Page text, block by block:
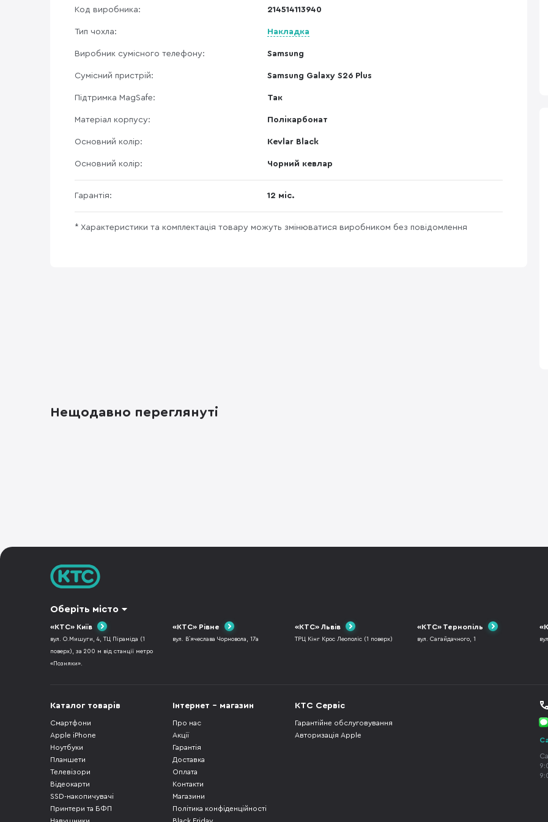
Код виробника: 214514113940
Тип чохла: Накладка
Виробник сумісного телефону: Samsung
Сумісний пристрій: Samsung Galaxy S26 Plus
Підтримка MagSafe: Так
Матеріал корпусу: Полікарбонат
Основний колір: Kevlar Black
Основний колір: Чорний кевлар
Гарантія: 12 міс.
* Характеристики та комплектація товару можуть змінюватися виробником без повідомлення
Нещодавно переглянуті
Оберіть місто
«КТС» Київ
вул. О.Мишуги, 4, ТЦ Піраміда (1
поверх), за 200 м від станції метро
«Позняки».
«КТС» Рівне
вул. В`ячеслава Чорновола, 17а
«КТС» Львів
ТРЦ Кінг Крос Леополіс (1 поверх)
«КТС» Тернопіль
вул. Сагайдачного, 1
Каталог товарів
Смартфони
Apple iPhone
Ноутбуки
Планшети
Телевізори
Відеокарти
SSD-накопичувачі
Принтери та БФП
Інтернет - магазин
Про нас
Акції
Гарантія
Доставка
Оплата
Контакти
Магазини
Політика конфіденційності
КТС Сервіс
Гарантійне обслуговування
Авторизація Apple